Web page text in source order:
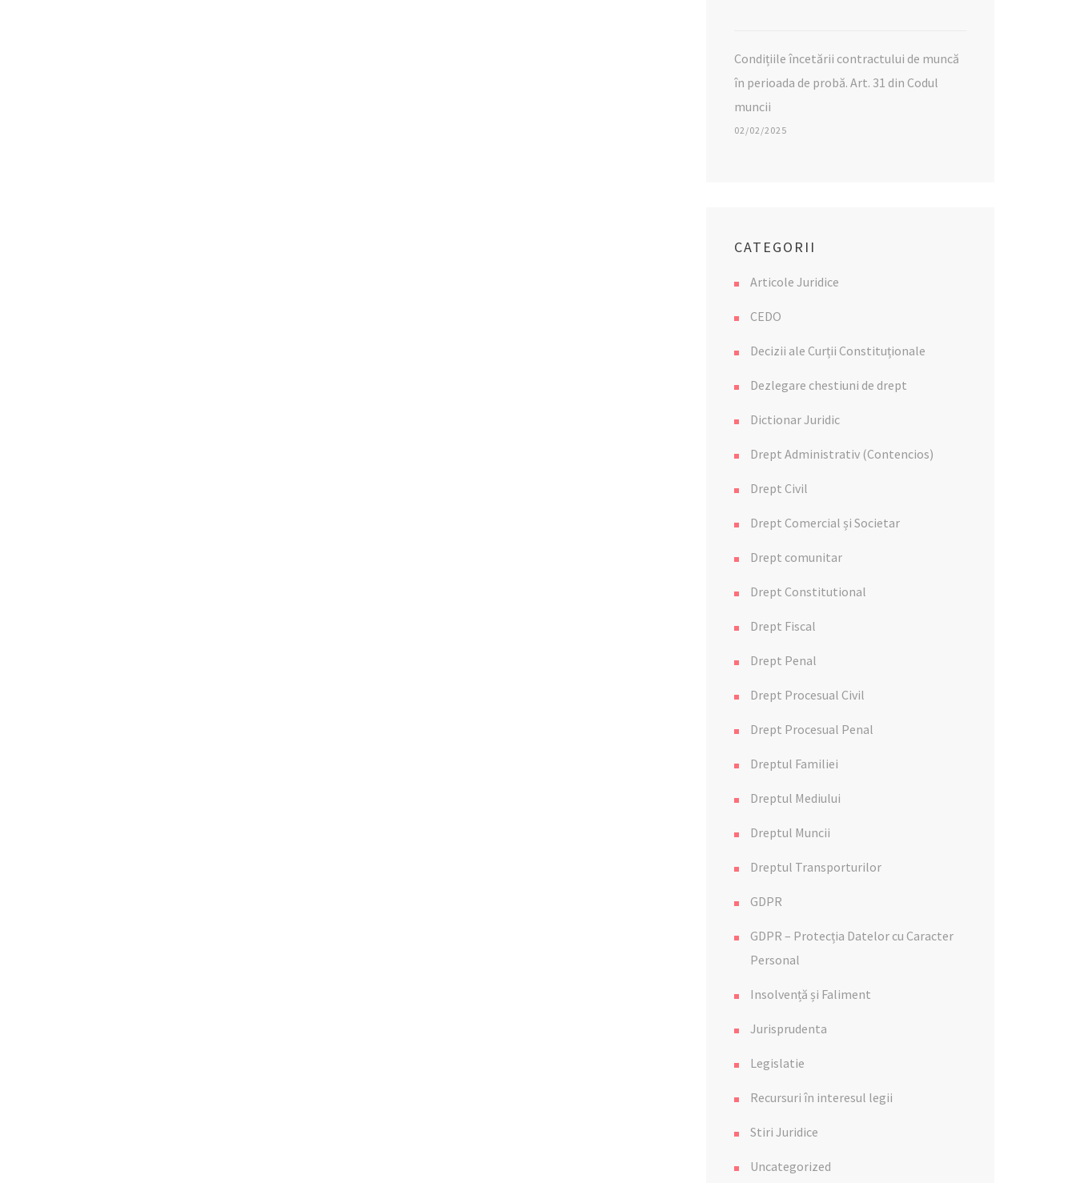
Condițiile încetării contractului de muncă
în perioada de probă. Art. 31 din Codul
muncii
02/02/2025
CATEGORII
Articole Juridice
CEDO
Decizii ale Curții Constituționale
Dezlegare chestiuni de drept
Dictionar Juridic
Drept Administrativ (Contencios)
Drept Civil
Drept Comercial și Societar
Drept comunitar
Drept Constitutional
Drept Fiscal
Drept Penal
Drept Procesual Civil
Drept Procesual Penal
Dreptul Familiei
Dreptul Mediului
Dreptul Muncii
Dreptul Transporturilor
GDPR
GDPR – Protecția Datelor cu Caracter
Personal
Insolvență și Faliment
Jurisprudenta
Legislatie
Recursuri în interesul legii
Stiri Juridice
Uncategorized